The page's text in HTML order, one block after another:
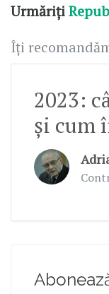
Urmăriți
Îți
2023:
și cum